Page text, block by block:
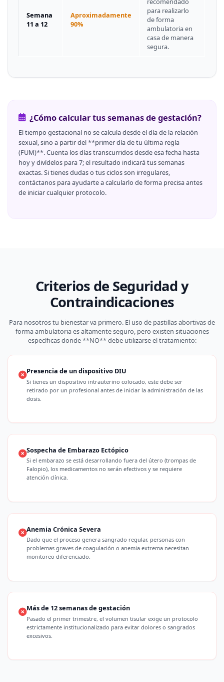
Semana
11 a 12
Aproximadamente
90%
para realizarlo
de forma
ambulatoria en
casa de manera
segura.
¿Cómo calcular tus semanas de gestación?
El tiempo gestacional no se calcula desde el día de la relación
sexual, sino a partir del **primer día de tu última regla
(FUM)**. Cuenta los días transcurridos desde esa fecha hasta
hoy y divídelos para 7; el resultado indicará tus semanas
exactas. Si tienes dudas o tus ciclos son irregulares,
contáctanos para ayudarte a calcularlo de forma precisa antes
de iniciar cualquier protocolo.
Criterios de Seguridad y
Contraindicaciones
Para nosotros tu bienestar va primero. El uso de pastillas abortivas de
forma ambulatoria es altamente seguro, pero existen situaciones
específicas donde **NO** debe utilizarse el tratamiento:
Presencia de un dispositivo DIU
Si tienes un dispositivo intrauterino colocado, este debe ser
retirado por un profesional antes de iniciar la administración de las
dosis.
Sospecha de Embarazo Ectópico
Si el embarazo se está desarrollando fuera del útero (trompas de
Falopio), los medicamentos no serán efectivos y se requiere
atención clínica.
Anemia Crónica Severa
Dado que el proceso genera sangrado regular, personas con
problemas graves de coagulación o anemia extrema necesitan
monitoreo diferenciado.
Más de 12 semanas de gestación
Pasado el primer trimestre, el volumen tisular exige un protocolo
estrictamente institucionalizado para evitar dolores o sangrados
excesivos.